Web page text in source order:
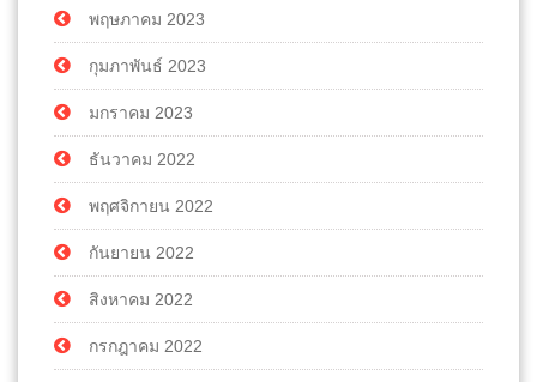
พฤษภาคม 2023
กุมภาพันธ์ 2023
มกราคม 2023
ธันวาคม 2022
พฤศจิกายน 2022
กันยายน 2022
สิงหาคม 2022
กรกฎาคม 2022